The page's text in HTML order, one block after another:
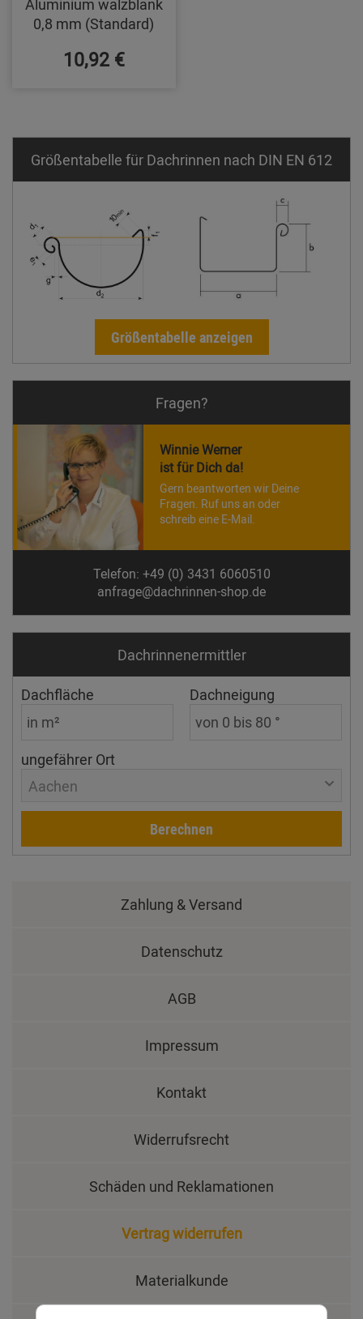
Aluminium walzblank
0,8 mm (Standard)
10,92 €
Größentabelle für Dachrinnen nach DIN EN 612
Größentabelle anzeigen
Fragen?
Winnie Werner
ist für Dich da!
Gern beantworten wir Deine
Fragen. Ruf uns an oder
schreib eine E-Mail.
Telefon: +49 (0) 3431 6060510
anfrage@dachrinnen-shop.de
Dachrinnen­ermittler
Dachfläche Dachneigung
ungefährer Ort
Aachen
Berechnen
Zahlung & Versand
Datenschutz
AGB
Impressum
Kontakt
Widerrufsrecht
Schäden und Reklamationen
Vertrag widerrufen
Materialkunde